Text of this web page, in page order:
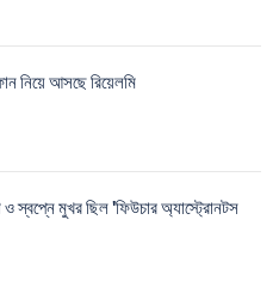
নিয়ে আসছে রিয়েলমি
ও স্বপ্নে মুখর ছিল 'ফিউচার অ্যাস্ট্রোনটস